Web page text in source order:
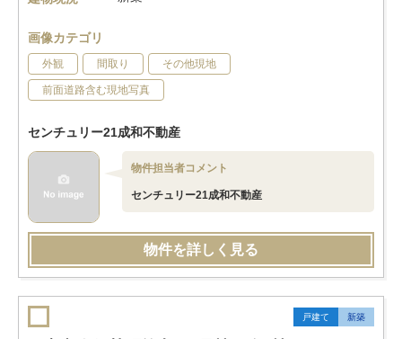
画像カテゴリ
外観 間取り その他現地
前面道路含む現地写真
センチュリー21成和不動産
物件担当者コメント
センチュリー21成和不動産
物件を詳しく見る
戸建て 新築